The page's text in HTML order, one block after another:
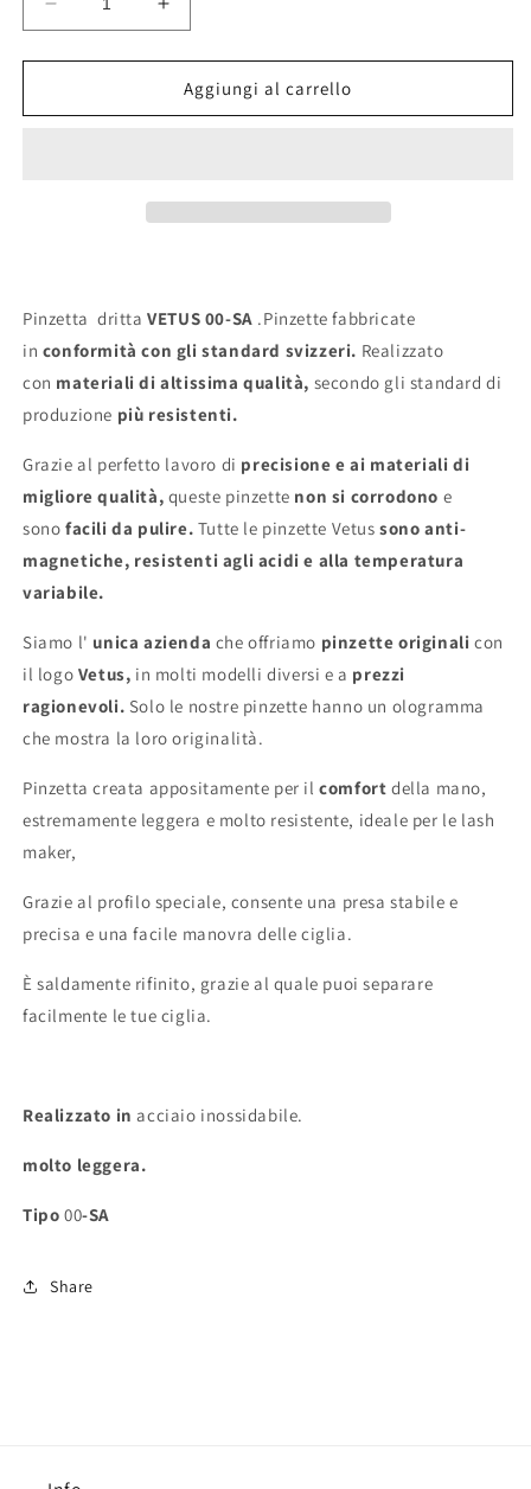
Diminuisci
quantità
per
Vetus
Aumenta
quantità
per
Pinzetta
Vetus
Aggiungi al carrello
Pinzetta drittaVETUS 00-SA .Pinzette fabbricate
in conformità con gli standard svizzeri. Realizzato
con materiali di altissima qualità, secondo gli standard di
produzione più resistenti.
Grazie al perfetto lavoro di precisione e ai materiali di
migliore qualità, queste pinzette non si corrodono e
sono facili da pulire. Tutte le pinzette Vetus sono anti-
magnetiche, resistenti agli acidi e alla temperatura
variabile.
Siamo l' unica azienda che offriamo pinzette originalicon
il logo Vetus, in molti modelli diversi e a prezzi
ragionevoli. Solo le nostre pinzette hanno un ologramma
che mostra la loro originalità.
Pinzetta creata appositamente per ilcomfortdella mano,
estremamente leggera e molto resistente, ideale per le lash
maker,
Grazie al profilo speciale, consente una presa stabile e
precisa e una facile manovra delle ciglia.
È saldamente rifinito, grazie al quale puoi separare
facilmente le tue ciglia.
Realizzato in acciaio inossidabile.
molto leggera.
Tipo 00-SA
Share